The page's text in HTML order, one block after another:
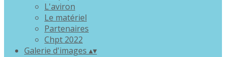
L'aviron
Le matériel
Partenaires
Chpt 2022
Galerie d'images ▴▾